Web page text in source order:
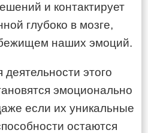
и контактирует
глубоко в мозге,
наших эмоций.
этого
эмоционально
если их уникальные
остаются